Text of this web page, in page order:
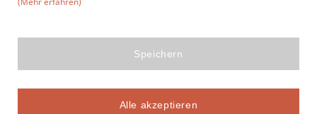
Speichern
Alle akzeptieren
Stadt *